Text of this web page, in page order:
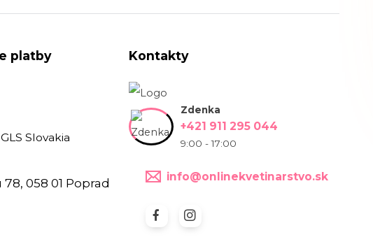
platby
GLS Slovakia
058 01 Poprad
Kontakty
Zdenka
+421 911 295 044
9:00 - 17:00
info@onlinekvetinarstvo.sk